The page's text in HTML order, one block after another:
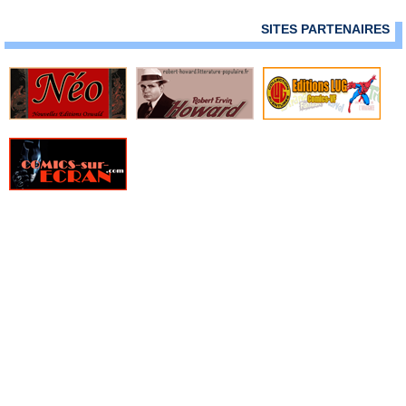
» Star Wars Poche
» Star Wars-Verse
» Stardust
» The Boys
» The Boys Deluxe
» The Complete Spider-Man Strips
» TKO Comics
» Vertigo Big Book
SITES PARTENAIRES